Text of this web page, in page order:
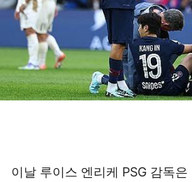
이날 루이스 엔리케 PSG 감독